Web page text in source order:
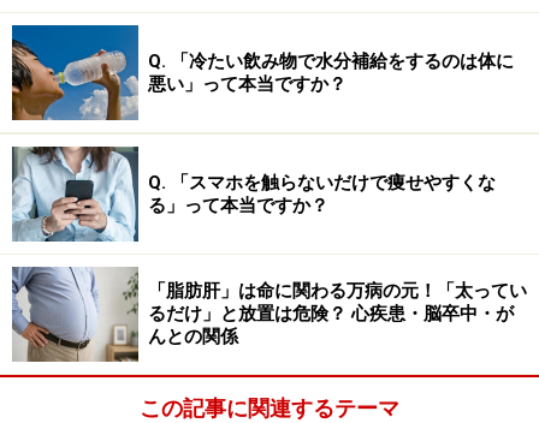
るという観点では、コーヒーよりも緑茶が優位である可
能性が示唆されたわけです。まだ、「関連性がある」こ
とにとどまっており、因果関係が完全に証明されたわけ
ではありませんが、実に興味深い結果と言えるでしょ
う。
カテキン・血圧・テアニンの相乗効果｜緑
茶が脳を守る3つの理由
では、なぜ緑茶はこれほど脳によい影響を与えるのでし
ょうか。その理由は、含まれる成分の“トリプル効果”に
あると考えられています。
Q. 「冷たい飲み物で水分補給をするのは体に
悪い」って本当ですか？
Q. 「スマホを触らないだけで痩せやすくな
る」って本当ですか？
「脂肪肝」は命に関わる万病の元！「太ってい
るだけ」と放置は危険？ 心疾患・脳卒中・が
んとの関係
この記事に関連するテーマ